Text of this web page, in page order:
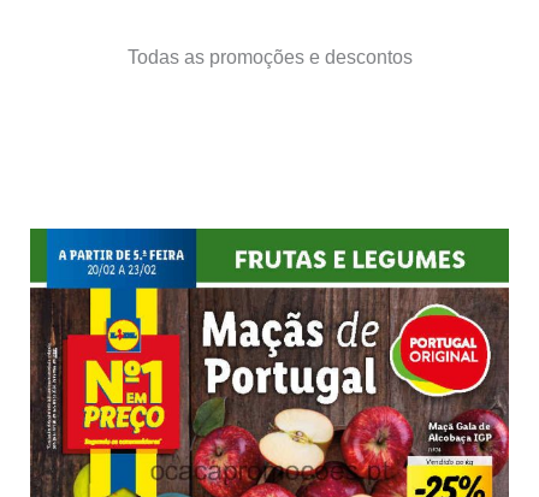
Todas as promoções e descontos